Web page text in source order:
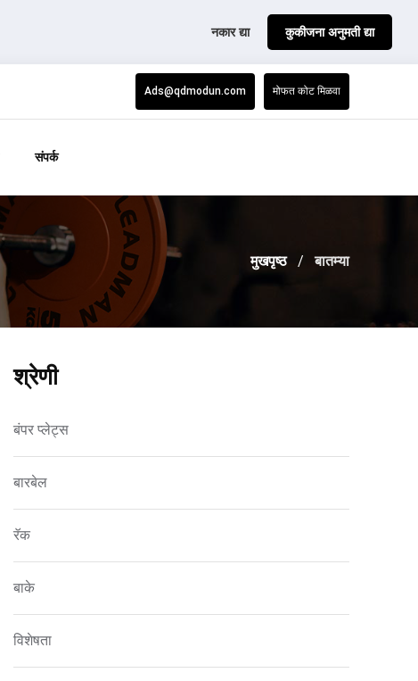
नकार द्या कुकीजना अनुमती द्या
Ads@qdmodun.com मोफत कोट मिळवा
संपर्क
मुखपृष्ठ बातम्या
श्रेणी
बंपर प्लेट्स
बारबेल
रॅक
बाके
विशेषता